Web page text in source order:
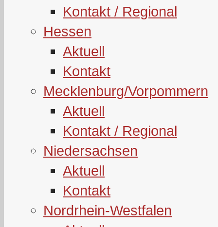
Kontakt / Regional
Hessen
Aktuell
Kontakt
Mecklenburg/Vorpommern
Aktuell
Kontakt / Regional
Niedersachsen
Aktuell
Kontakt
Nordrhein-Westfalen